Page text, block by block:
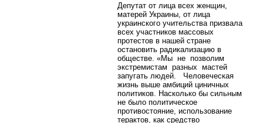
Депутат от лица всех женщин,
матерей Украины, от лица
украинского учительства призвала
всех участников массовых
протестов в нашей стране
остановить радикализацию в
обществе. «Мы не позволим
экстремистам разных мастей
запугать людей. Человеческая
жизнь выше амбиций циничных
политиков. Насколько бы сильным
не было политическое
противостояние, использование
терактов, как средство